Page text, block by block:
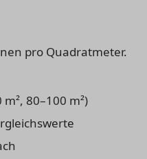
pro Quadratmeter.
80–100 m²)